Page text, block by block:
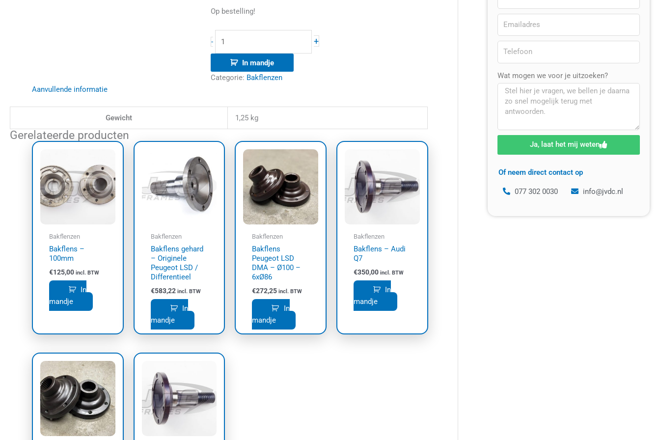
Op bestelling!
- +
In mandje
Categorie: Bakflenzen
Aanvullende informatie
Gewicht 1,25 kg
Gerelateerde producten
Bakflenzen
Bakflens –
100mm
€125,00 incl. BTW
In
mandje
Bakflenzen
Bakflens gehard
– Originele
Peugeot LSD /
Differentieel
€583,22 incl. BTW
In
mandje
Bakflenzen
Bakflens
Peugeot LSD
DMA – Ø100 –
6xØ86
€272,25 incl. BTW
In
mandje
Bakflenzen
Bakflens – Audi
Q7
€350,00 incl. BTW
In
mandje
Wat mogen we voor je uitzoeken?
Ja, laat het mij weten
Of neem direct contact op
077 302 0030 info@jvdc.nl